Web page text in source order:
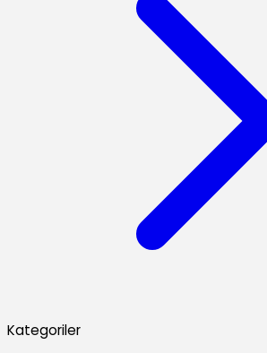
Kategoriler